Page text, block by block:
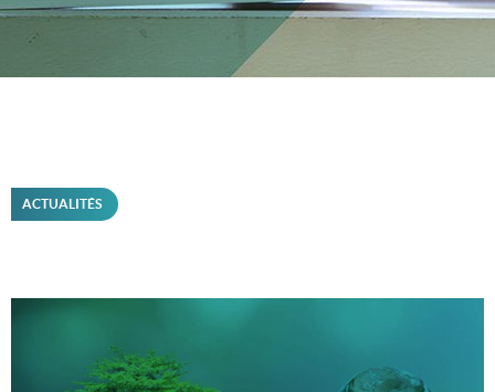
ACTUALITÉS